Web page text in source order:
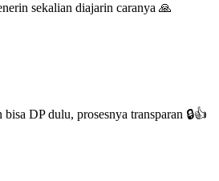
sekalian diajarin caranya 🙏
DP dulu, prosesnya transparan 🔒👍